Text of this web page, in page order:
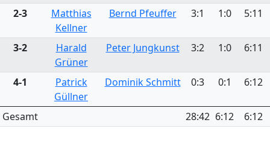
2-3
Matthias
Kellner
Bernd Pfeuffer 3:1 1:0 5:11
3-2
Harald
Grüner
Peter Jungkunst 3:2 1:0 6:11
4-1
Patrick
Güllner
Dominik Schmitt 0:3 0:1 6:12
Gesamt 28:42 6:12 6:12